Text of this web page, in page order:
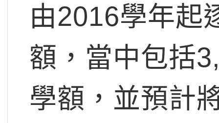
由2016學年起
額，當中包括
學額，並預計